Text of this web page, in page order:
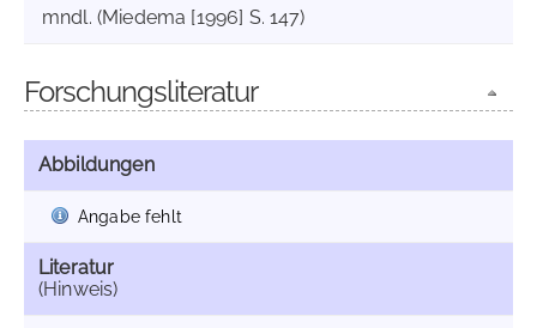
mndl. (Miedema [1996] S. 147)
Forschungsliteratur
Abbildungen
Angabe fehlt
Literatur
(Hinweis)